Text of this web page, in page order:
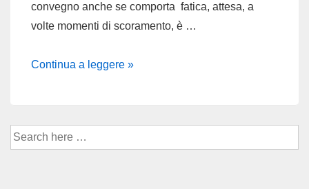
convegno anche se comporta fatica, attesa, a
volte momenti di scoramento, è …
Intervento
in
Continua a leggere »
Cerca
per: